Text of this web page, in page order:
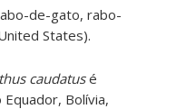
de-gato, rabo-
States).
caudatusé
Bolívia,